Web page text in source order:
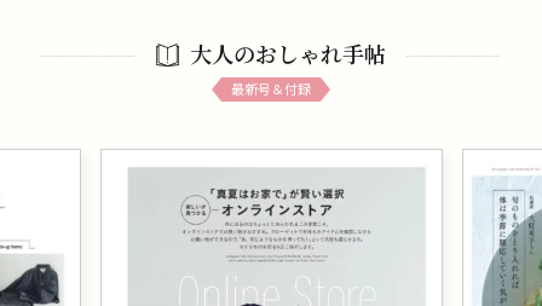
大人のおしゃれ手帖
最新号＆付録